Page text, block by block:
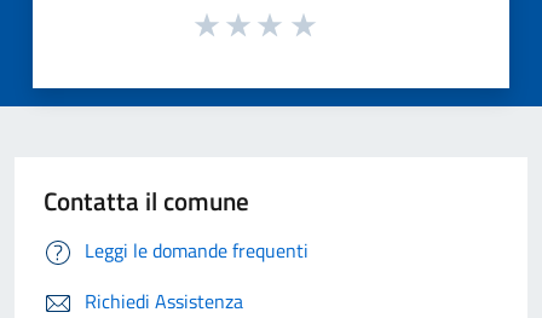
Contatta il comune
Leggi le domande frequenti
Richiedi Assistenza